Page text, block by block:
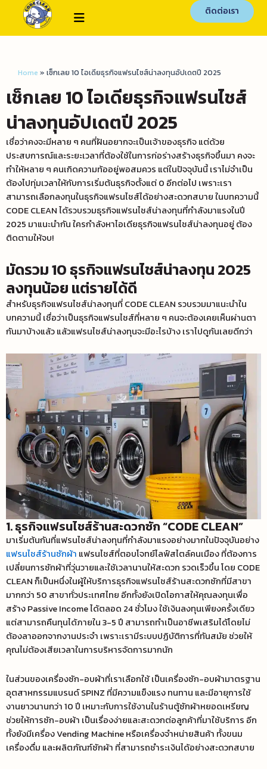
ติดต่อเรา
Home » เช็กเลย 10 ไอเดียธุรกิจแฟรนไชส์น่าลงทุนอัปเดตปี 2025
เช็กเลย 10 ไอเดียธุรกิจแฟรนไชส์
น่าลงทุนอัปเดตปี 2025
เชื่อว่าคงจะมีหลาย ๆ คนที่ฝันอยากจะเป็นเจ้าของธุรกิจ แต่ด้วย
ประสบการณ์และระยะเวลาที่ต้องใช้ในการก่อร่างสร้างธุรกิจขึ้นมา คงจะ
ทำให้หลาย ๆ คนเกิดความท้ออยู่พอสมควร แต่ในปัจจุบันนี้ เราไม่จำเป็น
ต้องไปทุ่มเวลาให้กับการเริ่มต้นธุรกิจตั้งแต่ 0 อีกต่อไป เพราะเรา
สามารถเลือกลงทุนในธุรกิจแฟรนไชส์ได้อย่างสะดวกสบาย ในบทความนี้
CODE CLEAN ได้รวบรวมธุรกิจแฟรนไชส์น่าลงทุนที่กำลังมาแรงในปี
2025 มาแนะนำกันใครกำลังหาไอเดียธุรกิจแฟรนไชส์น่าลงทุนอยู่ ต้อง
ติดตามให้จบ!
มัดรวม 10 ธุรกิจแฟรนไชส์น่าลงทุน 2025
ลงทุนน้อย แต่รายได้ดี
สำหรับธุรกิจแฟรนไชส์น่าลงทุนที่ CODE CLEAN รวบรวมมาแนะนำใน
บทความนี้ เชื่อว่าเป็นธุรกิจแฟรนไชส์ที่หลาย ๆ คนจะต้องเคยเห็นผ่านตา
กันมาบ้างแล้ว แล้วแฟรนไชส์น่าลงทุนจะมีอะไรบ้าง เราไปดูกันเลยดีกว่า
1. ธุรกิจแฟรนไชส์ร้านสะดวกซัก “CODE CLEAN”
มาเริ่มต้นกันที่แฟรนไชส์น่าลงทุนที่กำลังมาแรงอย่างมากในปัจจุบันอย่าง
แฟรนไชส์ร้านซักผ้า แฟรนไชส์ที่ตอบโจทย์ไลฟ์สไตล์คนเมือง ที่ต้องการ
เปลี่ยนการซักผ้าที่วุ่นวายและใช้เวลานานให้สะดวก รวดเร็วขึ้น โดย CODE
CLEAN ก็เป็นหนึ่งในผู้ให้บริการธุรกิจแฟรนไชส์ร้านสะดวกซักที่มีสาขา
มากกว่า 50 สาขาทั่วประเทศไทย อีกทั้งยังเปิดโอกาสให้คุณลงทุนเพื่อ
สร้าง Passive Income ได้ตลอด 24 ชั่วโมง ใช้เงินลงทุนเพียงครั้งเดียว
แต่สามารถคืนทุนได้ภายใน 3-5 ปี สามารถทำเป็นอาชีพเสริมได้โดยไม่
ต้องลาออกจากงานประจำ เพราะเรามีระบบปฏิบัติการที่ทันสมัย ช่วยให้
คุณไม่ต้องเสียเวลาในการบริหารจัดการมากนัก
ในส่วนของเครื่องซัก-อบผ้าที่เราเลือกใช้ เป็นเครื่องซัก-อบผ้ามาตรฐาน
อุตสาหกรรมแบรนด​์ SPINZ ที่มีความแข็งแรง ทนทาน และมีอายุการใช้
งานยาวนานกว่า 10 ปี เหมาะกับการใช้งานในร้านตู้ซักผ้าหยอดเหรียญ
ช่วยให้การซัก-อบผ้า เป็นเรื่องง่ายและสะดวกต่อลูกค้าที่มาใช้บริการ อีก
ทั้งยังมีเครื่อง Vending Machine หรือเครื่องจำหน่ายสินค้า ทั้งขนม
เครื่องดื่ม และผลิตภัณฑ์ซักผ้า ที่สามารถชำระเงินได้อย่างสะดวกสบาย